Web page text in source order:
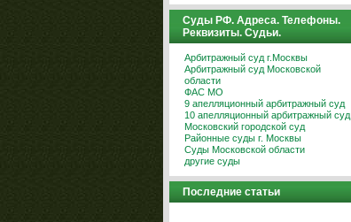
Суды РФ. Адреса. Телефоны.
Реквизиты. Судьи.
Арбитражный суд г.Москвы
Арбитражный суд Московской
области
ФАС МО
9 апелляционный арбитражный суд
10 апелляционный арбитражный суд
Московский городской суд
Районные суды г. Москвы
Суды Московской области
другие суды
Последние статьи